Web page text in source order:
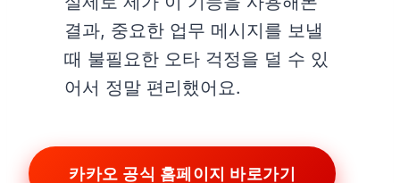
결과, 중요한 업무 메시지를 보낼
때 불필요한 오타 걱정을 덜 수 있
어서 정말 편리했어요.
카카오 공식 홈페이지 바로가기